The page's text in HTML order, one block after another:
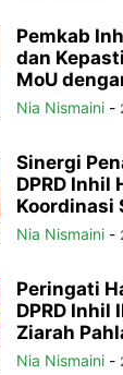
Pemkab
dan
MoU
Nia Nismaini -
Sinergi
DPRD Inhil
Koordinasi
Nia Nismaini -
Peringati
DPRD Inhil
Ziarah
Nia Nismaini -